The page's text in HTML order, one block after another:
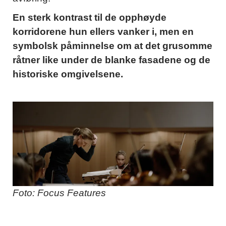
En sterk kontrast til de opphøyde
korridorene hun ellers vanker i, men en
symbolsk påminnelse om at det grusomme
råtner like under de blanke fasadene og de
historiske omgivelsene.
Foto: Focus Features